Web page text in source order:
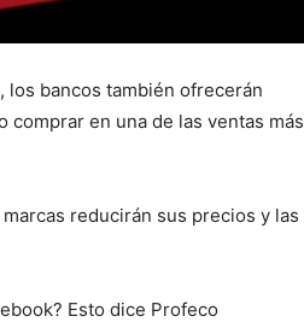
los bancos también ofrecerán
comprar en una de las ventas más
reducirán sus precios y las
Esto dice Profeco